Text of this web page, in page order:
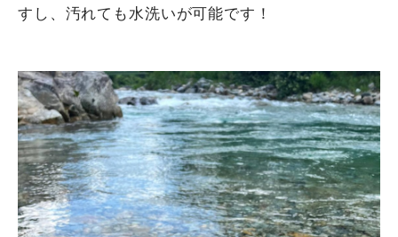
すし、汚れても水洗いが可能です！